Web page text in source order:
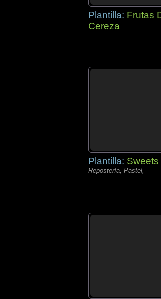
Plantilla: Frutas
Cereza
Plantilla: Sweets
Repostería, Pastel,